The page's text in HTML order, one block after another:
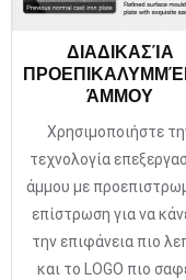
ΔΙΑΔΙΚΑΣΊΑ
ΆΜΜΟΥ
Χρησιμοποιήστε
τεχνολογία
άμμου με
επίστρωση για να
την επιφάνεια πιο
και το LOGO πιο